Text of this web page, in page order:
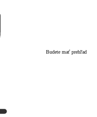
Budete mať prehľad